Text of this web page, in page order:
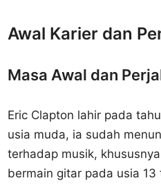
Awal Karier dan
Masa Awal dan
Eric Clapton lahir pada
usia muda, ia sudah
terhadap musik,
bermain gitar pada usia